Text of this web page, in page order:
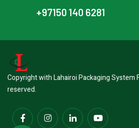
+97150 140 6281
Copyright with Lahairoi Packaging System
reserved.